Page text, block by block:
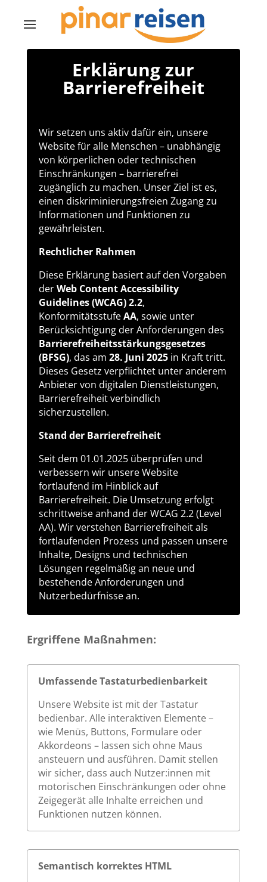
Erklärung zur
Barrierefreiheit
Wir setzen uns aktiv dafür ein, unsere
Website für alle Menschen – unabhängig
von körperlichen oder technischen
Einschränkungen – barrierefrei
zugänglich zu machen. Unser Ziel ist es,
einen diskriminierungsfreien Zugang zu
Informationen und Funktionen zu
gewährleisten.
Rechtlicher Rahmen
Diese Erklärung basiert auf den Vorgaben
derWeb Content Accessibility
Guidelines (WCAG) 2.2,
KonformitätsstufeAA, sowie unter
Berücksichtigung der Anforderungen des
Barrierefreiheitsstärkungsgesetzes
(BFSG), das am 28. Juni 2025in Kraft tritt.
Dieses Gesetz verpflichtet unter anderem
Anbieter von digitalen Dienstleistungen,
Barrierefreiheit verbindlich
sicherzustellen.
Stand der Barrierefreiheit
Seit dem 01.01.2025 überprüfen und
verbessern wir unsere Website
fortlaufend im Hinblick auf
Barrierefreiheit. Die Umsetzung erfolgt
schrittweise anhand der WCAG 2.2 (Level
AA). Wir verstehen Barrierefreiheit als
fortlaufenden Prozess und passen unsere
Inhalte, Designs und technischen
Lösungen regelmäßig an neue und
bestehende Anforderungen und
Nutzerbedürfnisse an.
Ergriffene Maßnahmen:
Umfassende Tastaturbedienbarkeit
Unsere Website ist mit der Tastatur
bedienbar. Alle interaktiven Elemente –
wie Menüs, Buttons, Formulare oder
Akkordeons – lassen sich ohne Maus
ansteuern und ausführen. Damit stellen
wir sicher, dass auch Nutzer:innen mit
motorischen Einschränkungen oder ohne
Zeigegerät alle Inhalte erreichen und
Funktionen nutzen können.
Semantisch korrektes HTML